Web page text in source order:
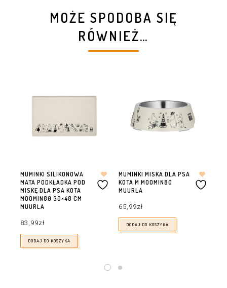
MOŻE SPODOBA SIĘ
RÓWNIEŻ…
MUMINKI SILIKONOWA
MATA PODKŁADKA POD
MISKĘ DLA PSA KOTA
MOOMIN80 30×48 CM
MUURLA
83,99zł
DODAJ DO KOSZYKA
MUMINKI MISKA DLA PSA
KOTA M MOOMIN80
MUURLA
65,99zł
DODAJ DO KOSZYKA